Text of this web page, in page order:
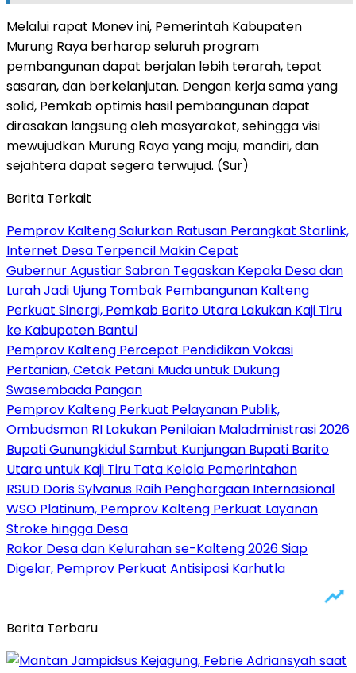
Melalui rapat Monev ini, Pemerintah Kabupaten
Murung Raya berharap seluruh program
pembangunan dapat berjalan lebih terarah, tepat
sasaran, dan berkelanjutan. Dengan kerja sama yang
solid, Pemkab optimis hasil pembangunan dapat
dirasakan langsung oleh masyarakat, sehingga visi
mewujudkan Murung Raya yang maju, mandiri, dan
sejahtera dapat segera terwujud. (Sur)
Berita Terkait
Pemprov Kalteng Salurkan Ratusan Perangkat Starlink,
Internet Desa Terpencil Makin Cepat
Gubernur Agustiar Sabran Tegaskan Kepala Desa dan
Lurah Jadi Ujung Tombak Pembangunan Kalteng
Perkuat Sinergi, Pemkab Barito Utara Lakukan Kaji Tiru
ke Kabupaten Bantul
Pemprov Kalteng Percepat Pendidikan Vokasi
Pertanian, Cetak Petani Muda untuk Dukung
Swasembada Pangan
Pemprov Kalteng Perkuat Pelayanan Publik,
Ombudsman RI Lakukan Penilaian Maladministrasi 2026
Bupati Gunungkidul Sambut Kunjungan Bupati Barito
Utara untuk Kaji Tiru Tata Kelola Pemerintahan
RSUD Doris Sylvanus Raih Penghargaan Internasional
WSO Platinum, Pemprov Kalteng Perkuat Layanan
Stroke hingga Desa
Rakor Desa dan Kelurahan se-Kalteng 2026 Siap
Digelar, Pemprov Perkuat Antisipasi Karhutla
Berita Terbaru